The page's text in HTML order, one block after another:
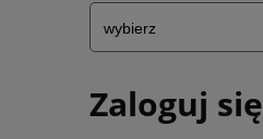
Zaloguj się